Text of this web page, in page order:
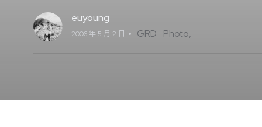
euyoung
2006 年 5 月 2 日 GRD Photo